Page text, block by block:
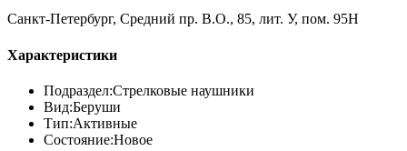
Санкт-Петербург, Средний пр. В.О., 85, лит. У, пом. 95Н
Характеристики
Подраздел:Стрелковые наушники
Вид:Беруши
Тип:Активные
Состояние:Новое